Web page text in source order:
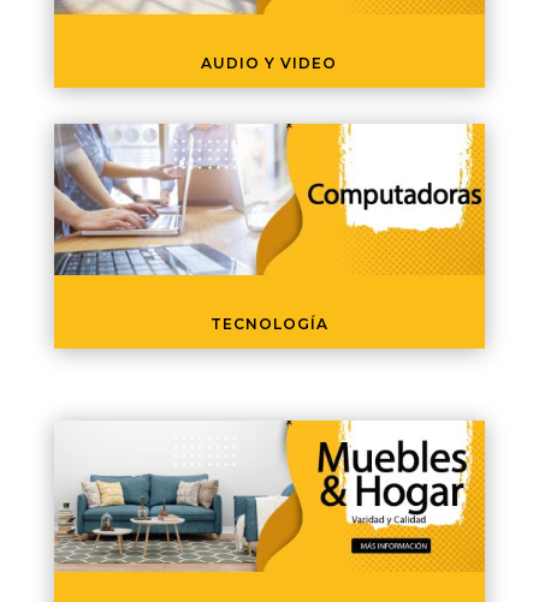
AUDIO Y VIDEO
TECNOLOGÍA